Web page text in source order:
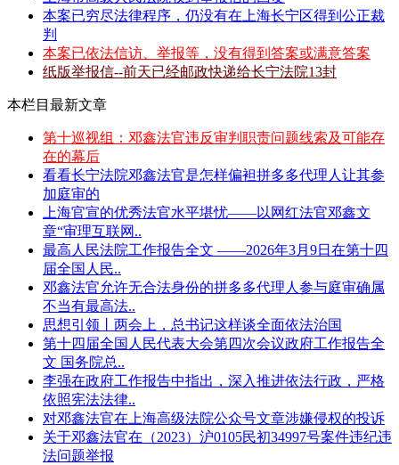
本案已穷尽法律程序，仍没有在上海长宁区得到公正裁
判
本案已依法信访、举报等，没有得到答案或满意答案
纸版举报信--前天已经邮政快递给长宁法院13封
本栏目最新文章
第十巡视组：邓鑫法官违反审判职责问题线索及可能存
在的幕后
看看长宁法院邓鑫法官是怎样偏袒拼多多代理人让其参
加庭审的
上海官宣的优秀法官水平堪忧——以网红法官邓鑫文
章“审理互联网..
最高人民法院工作报告全文 ——2026年3月9日在第十四
届全国人民..
邓鑫法官允许无合法身份的拼多多代理人参与庭审确属
不当有最高法..
思想引领丨两会上，总书记这样谈全面依法治国
第十四届全国人民代表大会第四次会议政府工作报告全
文 国务院总..
李强在政府工作报告中指出，深入推进依法行政，严格
依照宪法法律..
对邓鑫法官在上海高级法院公众号文章涉嫌侵权的投诉
关于邓鑫法官在（2023）沪0105民初34997号案件违纪违
法问题举报